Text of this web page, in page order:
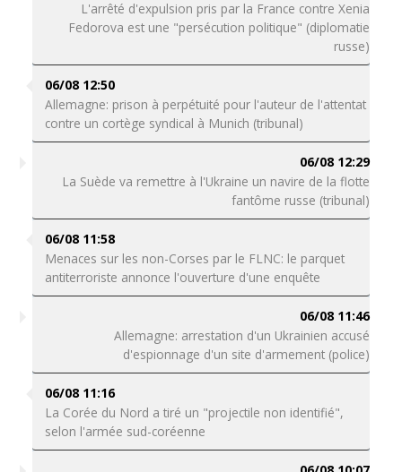
L'arrêté d'expulsion pris par la France contre Xenia
Fedorova est une "persécution politique" (diplomatie
russe)
06/08 12:50
Allemagne: prison à perpétuité pour l'auteur de l'attentat
contre un cortège syndical à Munich (tribunal)
06/08 12:29
La Suède va remettre à l'Ukraine un navire de la flotte
fantôme russe (tribunal)
06/08 11:58
Menaces sur les non-Corses par le FLNC: le parquet
antiterroriste annonce l'ouverture d'une enquête
06/08 11:46
Allemagne: arrestation d'un Ukrainien accusé
d'espionnage d'un site d'armement (police)
06/08 11:16
La Corée du Nord a tiré un "projectile non identifié",
selon l'armée sud-coréenne